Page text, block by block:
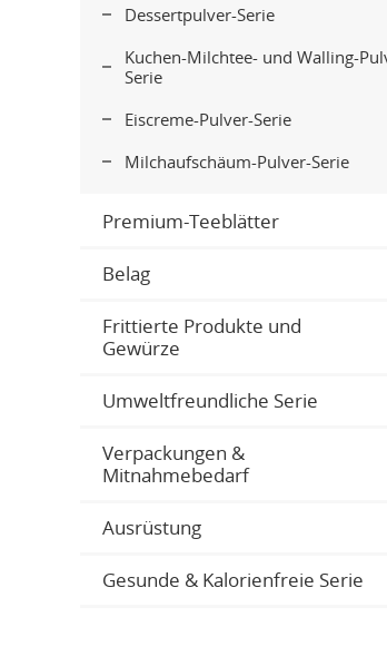
Dessertpulver-Serie
Kuchen-Milchtee- und Walling-
Serie
Eiscreme-Pulver-Serie
Milchaufschäum-Pulver-Serie
Premium-Teeblätter
Belag
Frittierte Produkte und
Gewürze
Umweltfreundliche Serie
Verpackungen &
Mitnahmebedarf
Ausrüstung
Gesunde & Kalorienfreie Serie